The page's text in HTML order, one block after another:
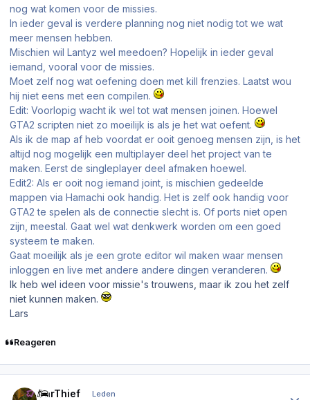
nog wat komen voor de missies.
In ieder geval is verdere planning nog niet nodig tot we wat
meer mensen hebben.
Mischien wil Lantyz wel meedoen? Hopelijk in ieder geval
iemand, vooral voor de missies.
Moet zelf nog wat oefening doen met kill frenzies. Laatst wou
hij niet eens met een compilen.
Edit: Voorlopig wacht ik wel tot wat mensen joinen. Hoewel
GTA2 scripten niet zo moeilijk is als je het wat oefent.
Als ik de map af heb voordat er ooit genoeg mensen zijn, is het
altijd nog mogelijk een multiplayer deel het project van te
maken. Eerst de singleplayer deel afmaken hoewel.
Edit2: Als er ooit nog iemand joint, is mischien gedeelde
mappen via Hamachi ook handig. Het is zelf ook handig voor
GTA2 te spelen als de connectie slecht is. Of ports niet open
zijn, meestal. Gaat wel wat denkwerk worden om een goed
systeem te maken.
Gaat moeilijk als je een grote editor wil maken waar mensen
inloggen en live met andere andere dingen veranderen.
Ik heb wel ideen voor missie's trouwens, maar ik zou het zelf
niet kunnen maken.
Lars
Reageren
CarThief Leden